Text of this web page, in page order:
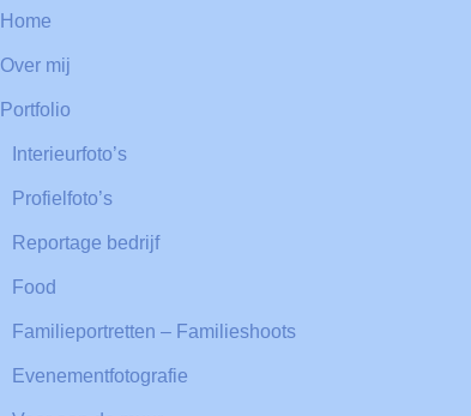
Home
Over mij
Portfolio
Interieurfoto’s
Profielfoto’s
Reportage bedrijf
Food
Familieportretten – Familieshoots
Evenementfotografie